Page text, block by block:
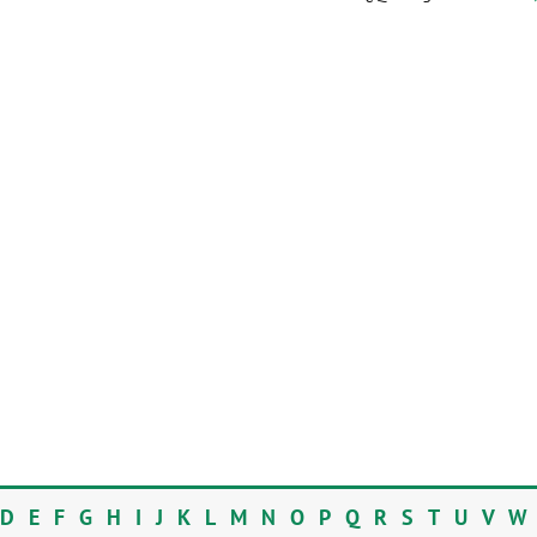
D E F G H IJ K L M N O P Q R S T U V W